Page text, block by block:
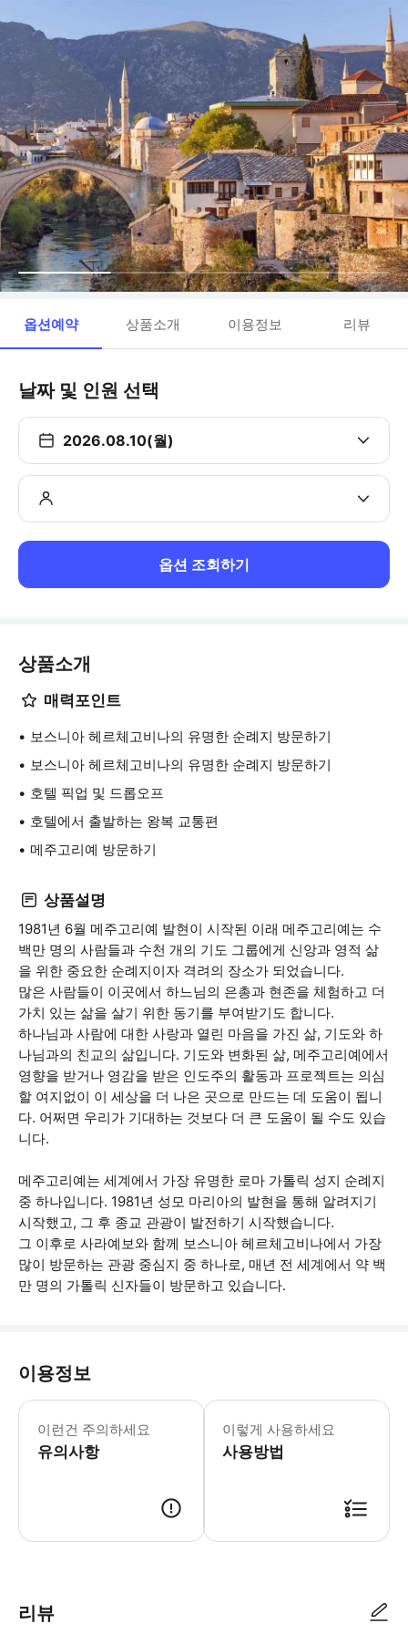
옵션예약 상품소개 이용정보 리뷰
날짜 및 인원 선택
2026.08.10(월)
옵션 조회하기
상품소개
매력포인트
보스니아 헤르체고비나의 유명한 순례지 방문하기
보스니아 헤르체고비나의 유명한 순례지 방문하기
호텔 픽업 및 드롭오프
호텔에서 출발하는 왕복 교통편
메주고리예 방문하기
상품설명
1981년 6월 메주고리예 발현이 시작된 이래 메주고리예는 수
백만 명의 사람들과 수천 개의 기도 그룹에게 신앙과 영적 삶
을 위한 중요한 순례지이자 격려의 장소가 되었습니다.
많은 사람들이 이곳에서 하느님의 은총과 현존을 체험하고 더
가치 있는 삶을 살기 위한 동기를 부여받기도 합니다.
하나님과 사람에 대한 사랑과 열린 마음을 가진 삶, 기도와 하
나님과의 친교의 삶입니다. 기도와 변화된 삶, 메주고리예에서
영향을 받거나 영감을 받은 인도주의 활동과 프로젝트는 의심
할 여지없이 이 세상을 더 나은 곳으로 만드는 데 도움이 됩니
다. 어쩌면 우리가 기대하는 것보다 더 큰 도움이 될 수도 있습
니다.
메주고리예는 세계에서 가장 유명한 로마 가톨릭 성지 순례지
중 하나입니다. 1981년 성모 마리아의 발현을 통해 알려지기
시작했고, 그 후 종교 관광이 발전하기 시작했습니다.
그 이후로 사라예보와 함께 보스니아 헤르체고비나에서 가장
많이 방문하는 관광 중심지 중 하나로, 매년 전 세계에서 약 백
만 명의 가톨릭 신자들이 방문하고 있습니다.
이용정보
이런건 주의하세요
유의사항
여권을 지참하세요. * 소요시간 : 600
이렇게 사용하세요
사용방법
리뷰